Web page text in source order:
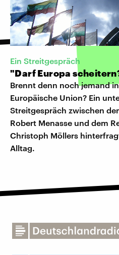
Ein Streitgespräch
"Darf Europa
Brennt denn noch jemand
Europäische Union? Ein
Streitgespräch zwischen
Robert Menasse und dem
Christoph Möllers
Alltag.